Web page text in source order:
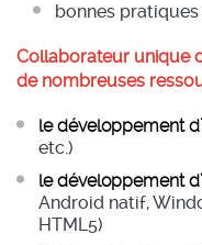
bonnes
Collaborateur unique
de nombreuses
le développement
etc.)
le développement
Android natif,
HTML5)